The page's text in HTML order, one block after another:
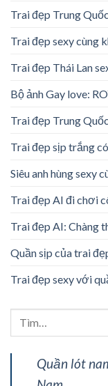
Trai đẹp Trung
Trai đẹp sexy cùng
Trai đẹp Thái Lan
Bộ ảnh Gay love:
Trai đẹp Trung
Trai đẹp sịp trắng
Siêu anh hùng sexy
Trai đẹp AI đi chơi
Trai đẹp AI: Chàng
Quần sịp của trai
Trai đẹp sexy với
Quần lót